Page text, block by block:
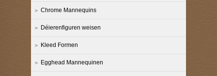
Chrome Mannequins
Déierenfiguren weisen
Kleed Formen
Egghead Mannequinen